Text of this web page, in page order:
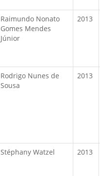
Raimundo Nonato
Gomes Mendes
Júnior
2013
Rodrigo Nunes de
Sousa
2013
Stéphany Watzel 2013